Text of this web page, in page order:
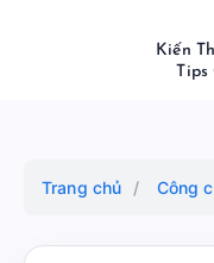
Kiến
Tips
Trang chủ / Công